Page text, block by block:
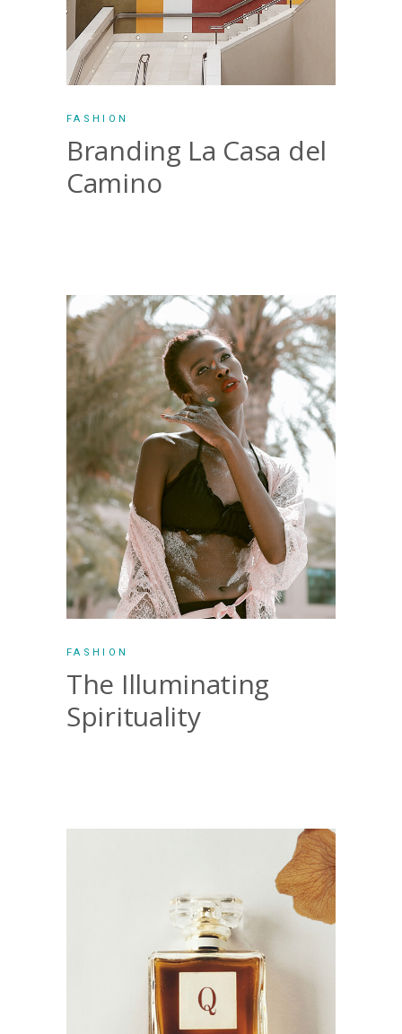
FASHION
Branding La Casa del
Camino
FASHION
The Illuminating
Spirituality